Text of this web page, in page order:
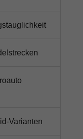
Varianten